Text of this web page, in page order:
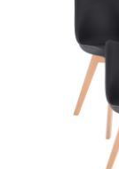
niet beschikbaar.)